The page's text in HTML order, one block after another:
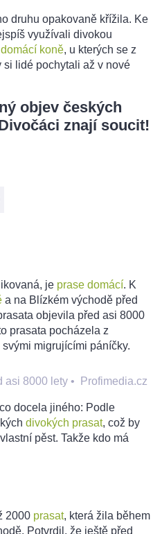
druhu opakovaně křížila. Ke
využívali divokou
domácí koně, u kterých se z
lidé pochytali až v nové
objev českých
znají soucit!
je prase domácí. K
a na Blízkém východě před
objevila před asi 8000
prasata pocházela z
migrujícími páníčky.
asi 8000 lety • Profimedia.cz
docela jiného: Podle
divokých prasat, což by
pěst. Takže kdo má
2000 prasat, která žila během
Potvrdil, že ještě před